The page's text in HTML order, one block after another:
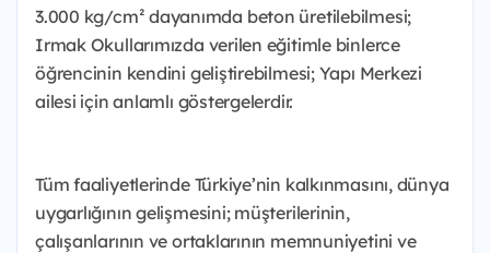
3.000 kg/cm² dayanımda beton üretilebilmesi;
Irmak Okullarımızda verilen eğitimle binlerce
öğrencinin kendini geliştirebilmesi; Yapı Merkezi
ailesi için anlamlı göstergelerdir.
Tüm faaliyetlerinde Türkiye’nin kalkınmasını, dünya
uygarlığının gelişmesini; müşterilerinin,
çalışanlarının ve ortaklarının memnuniyetini ve